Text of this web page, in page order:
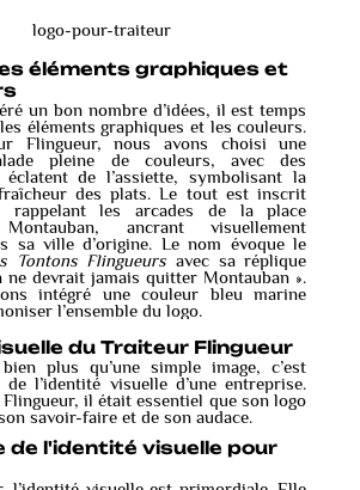
éléments graphiques et
un bon nombre d’idées, il est temps
éléments graphiques et les couleurs.
Flingueur, nous avons choisi une
pleine de couleurs, avec des
de l’assiette, symbolisant la
des plats. Le tout est inscrit
rappelant les arcades de la place
ancrant visuellement
sa ville d’origine. Le nom évoque le
Tontons Flingueurs avec sa réplique
ne devrait jamais quitter Montauban ».
intégré une couleur bleu marine
l’ensemble du logo.
du Traiteur Flingueur
plus qu’une simple image, c’est
de l’identité visuelle d’une entreprise.
il était essentiel que son logo
savoir-faire et de son audace.
de l'identité visuelle pour